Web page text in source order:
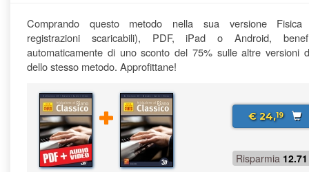
Comprando questo metodo nella sua versione Fisica
registrazioni scaricabili), PDF, iPad o Android,
automaticamente di uno sconto del 75% sulle altre versioni
dello stesso metodo. Approfittane!
€ 24,19
Risparmia 12.71